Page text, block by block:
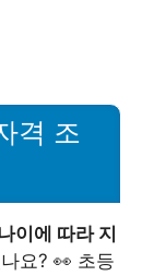
격 조
이에 따라 지
요? 👀 초등